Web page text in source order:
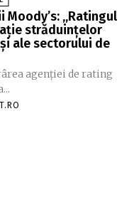
Moody’s: „Ratingul
străduințelor
ale sectorului de
agenției de rating